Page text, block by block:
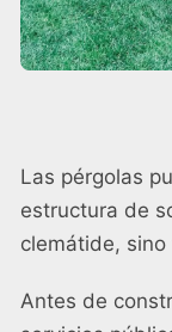
Las pérgolas
estructura de
clemátide,
Antes de